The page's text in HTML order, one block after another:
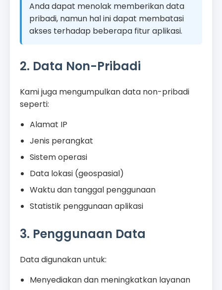
Anda dapat menolak memberikan data
pribadi, namun hal ini dapat membatasi
akses terhadap beberapa fitur aplikasi.
2. Data Non-Pribadi
Kami juga mengumpulkan data non-pribadi
seperti:
Alamat IP
Jenis perangkat
Sistem operasi
Data lokasi (geospasial)
Waktu dan tanggal penggunaan
Statistik penggunaan aplikasi
3. Penggunaan Data
Data digunakan untuk:
Menyediakan dan meningkatkan layanan